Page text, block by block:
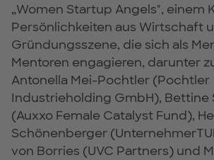
„Women Startup Angels", einem
Persönlichkeiten aus Wirtschaft
Gründungsszene, die sich als
Mentoren engagieren, darunter
Antonella Mei-Pochtler (Pochtler
Industrieholding GmbH), Bettine
(Auxxo Female Catalyst Fund),
Schönenberger
von Borries (UVC Partners) und